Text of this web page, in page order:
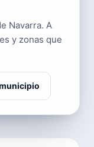
Navarra. A
y zonas que